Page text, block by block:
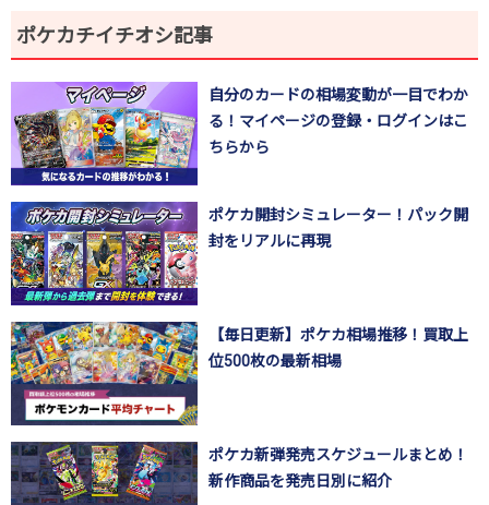
ポケカチイチオシ記事
自分のカードの相場変動が一目でわか
る！マイページの登録・ログインはこ
ちらから
ポケカ開封シミュレーター！パック開
封をリアルに再現
【毎日更新】ポケカ相場推移！買取上
位500枚の最新相場
ポケカ新弾発売スケジュールまとめ！
新作商品を発売日別に紹介